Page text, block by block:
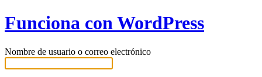
Funciona con WordPress
Nombre de usuario o correo electrónico